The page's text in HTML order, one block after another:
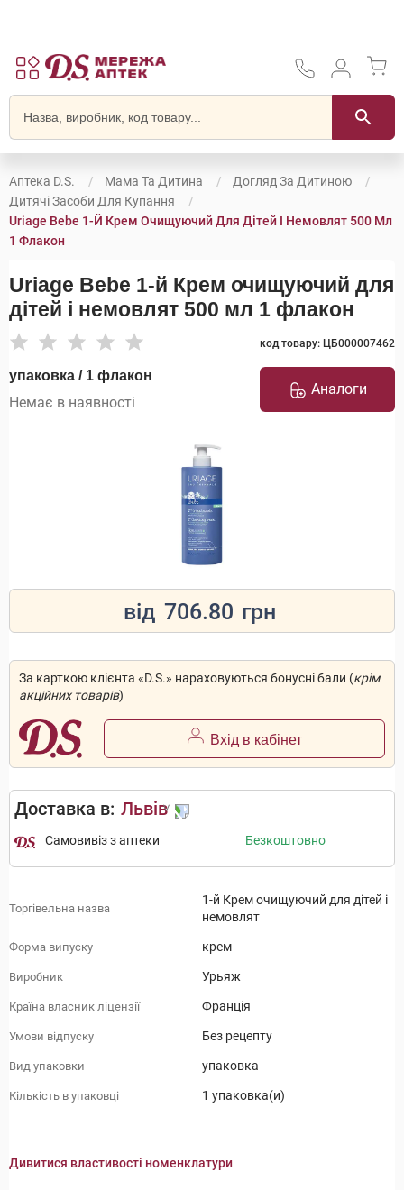
Аптека D.S. Мама Та Дитина
Догляд За Дитиною
Дитячі Засоби Для Купання
Uriage Bebe 1-Й Крем Очищуючий Для Дітей І Немовлят 500 Мл
1 Флакон
Uriage Bebe 1-й Крем очищуючий для
дітей і немовлят 500 мл 1 флакон
код товару: ЦБ000007462
упаковка / 1 флакон
Немає в наявності
Аналоги
від 706.80 грн
За карткою клієнта «D.S.» нараховуються бонусні бали (крім
акційних товарів)
Вхід в кабінет
Доставка в: Львів
Самовивіз з аптеки Безкоштовно
Торгівельна назва
1-й Крем очищуючий для дітей і
немовлят
Форма випуску крем
Виробник Урьяж
Країна власник ліцензії Франція
Умови відпуску Без рецепту
Вид упаковки упаковка
Кількість в упаковці 1 упаковка(и)
Дивитися властивості номенклатури